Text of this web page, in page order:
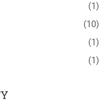
(1)
(10)
(1)
(1)